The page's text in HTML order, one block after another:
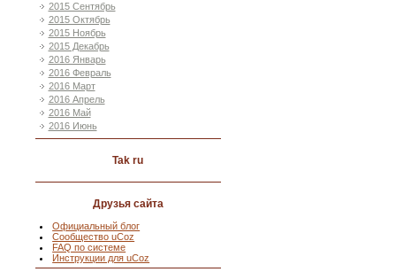
2015 Сентябрь
2015 Октябрь
2015 Ноябрь
2015 Декабрь
2016 Январь
2016 Февраль
2016 Март
2016 Апрель
2016 Май
2016 Июнь
Tak ru
Друзья сайта
Официальный блог
Сообщество uCoz
FAQ по системе
Инструкции для uCoz